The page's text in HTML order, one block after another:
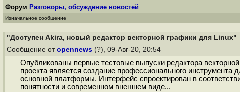
Форум Разговоры, обсуждение новостей
Изначальное сообщение
"Доступен Akira, новый редактор векторной графики для Linux"
Сообщение от opennews (?), 09-Авг-20, 20:54
Опубликованы первые тестовые выпуски редактора
проекта является создание профессионального инструмента
основной платформы. Интерфейс спроектирован в
понятности и современном внешнем виде...